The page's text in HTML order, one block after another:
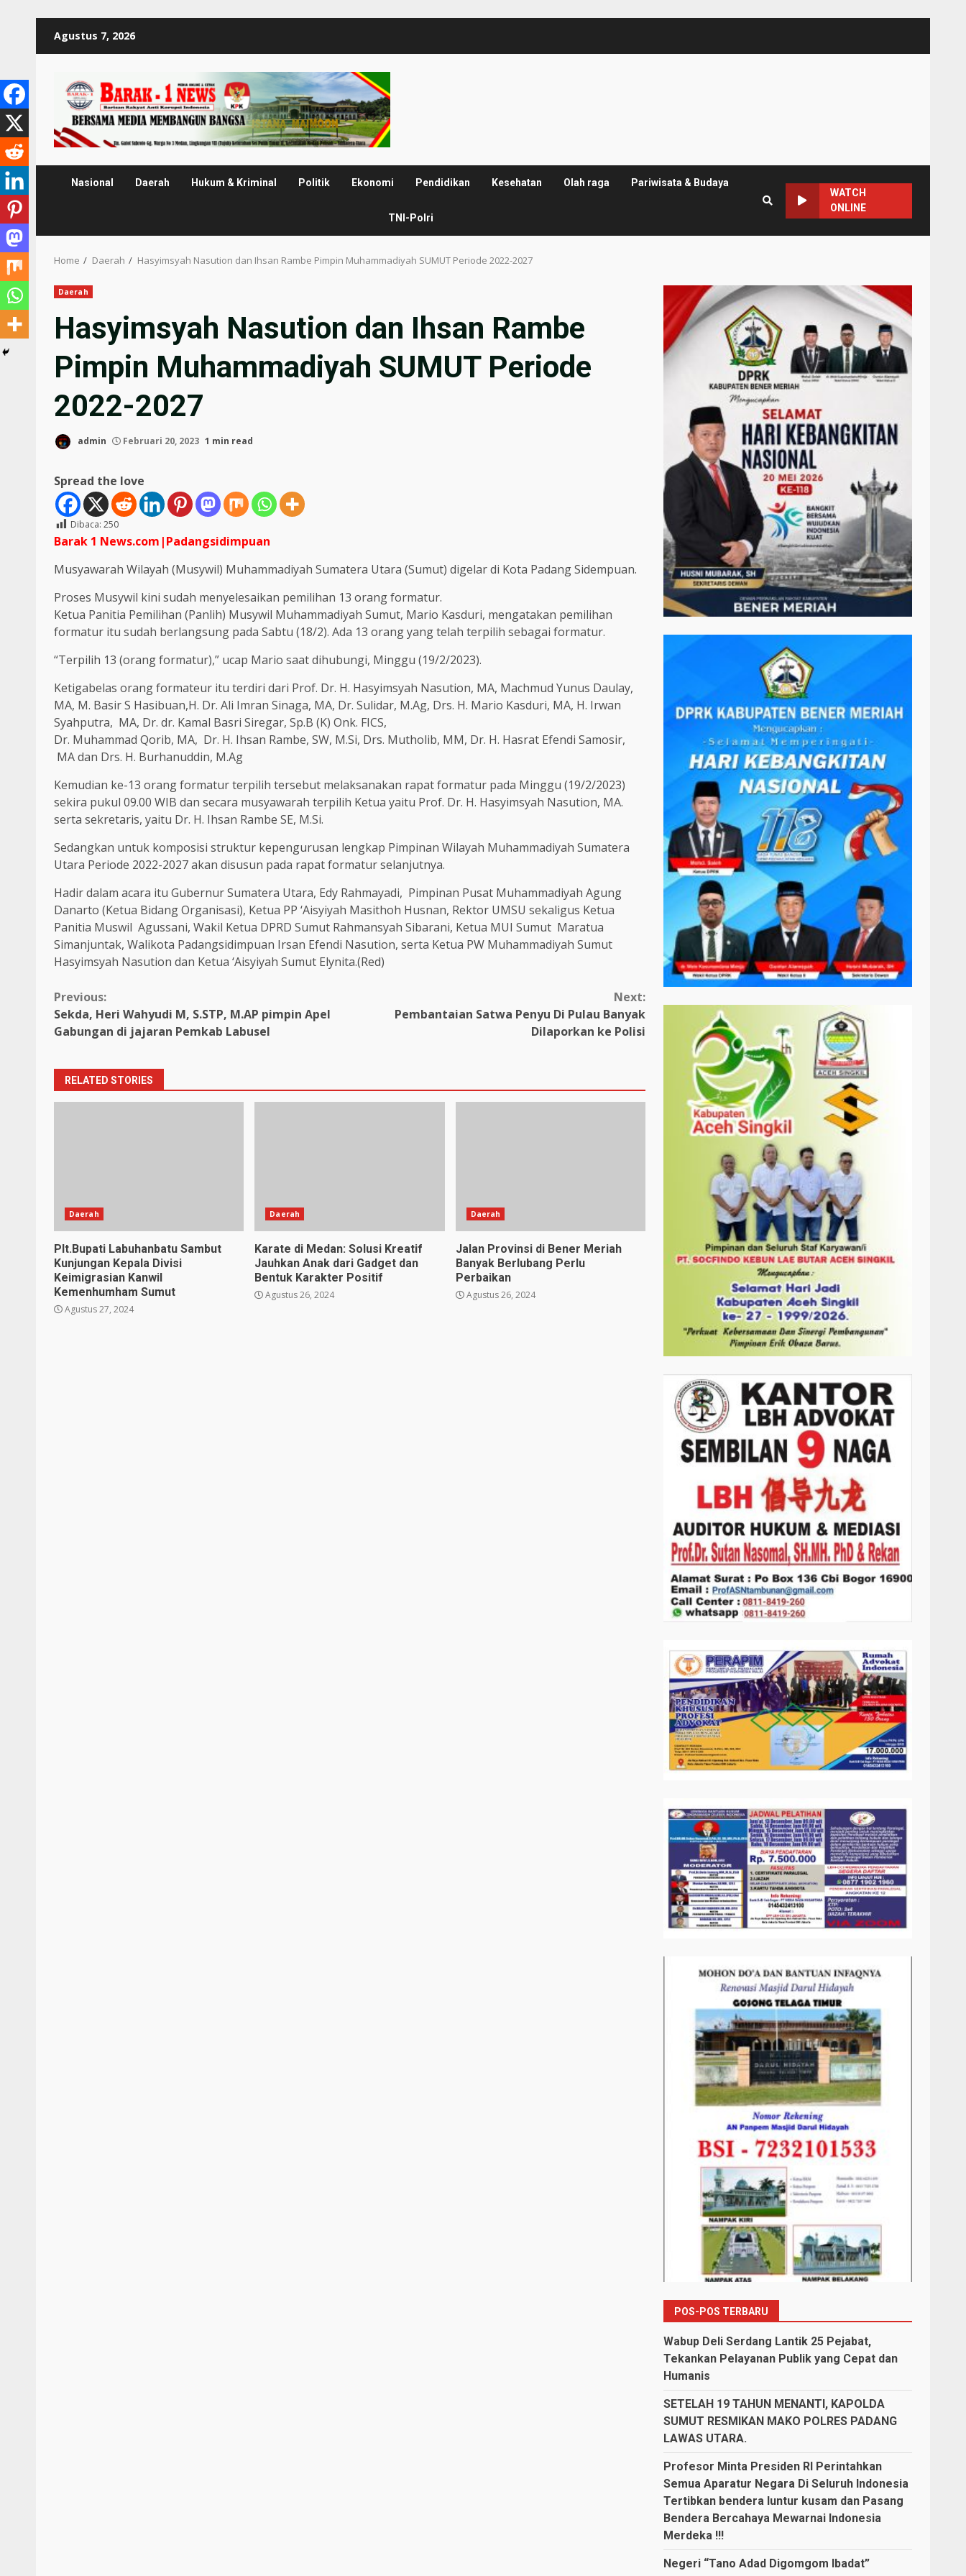
Agustus 7, 2026
Nasional Daerah Hukum & Kriminal Politik Ekonomi Pendidikan Kesehatan Olah raga Pariwisata & Budaya
TNI-Polri
WATCH
ONLINE
Home Daerah Hasyimsyah Nasution dan Ihsan Rambe Pimpin Muhammadiyah SUMUT Periode 2022-2027
Daerah
Hasyimsyah Nasution dan Ihsan Rambe
Pimpin Muhammadiyah SUMUT Periode
2022-2027
admin Februari 20, 2023 1 min read
Spread the love
Dibaca: 250
Barak 1 News.com|Padangsidimpuan
Musyawarah Wilayah (Musywil) Muhammadiyah Sumatera Utara (Sumut) digelar di Kota Padang Sidempuan.
Proses Musywil kini sudah menyelesaikan pemilihan 13 orang formatur.
Ketua Panitia Pemilihan (Panlih) Musywil Muhammadiyah Sumut, Mario Kasduri, mengatakan pemilihan
formatur itu sudah berlangsung pada Sabtu (18/2). Ada 13 orang yang telah terpilih sebagai formatur.
“Terpilih 13 (orang formatur),” ucap Mario saat dihubungi, Minggu (19/2/2023).
Ketigabelas orang formateur itu terdiri dari Prof. Dr. H. Hasyimsyah Nasution, MA, Machmud Yunus Daulay,
MA, M. Basir S Hasibuan,H. Dr. Ali Imran Sinaga, MA, Dr. Sulidar, M.Ag, Drs. H. Mario Kasduri, MA, H. Irwan
Syahputra, MA, Dr. dr. Kamal Basri Siregar, Sp.B (K) Onk. FICS,
Dr. Muhammad Qorib, MA, Dr. H. Ihsan Rambe, SW, M.Si, Drs. Mutholib, MM, Dr. H. Hasrat Efendi Samosir,
MA dan Drs. H. Burhanuddin, M.Ag
Kemudian ke-13 orang formatur terpilih tersebut melaksanakan rapat formatur pada Minggu (19/2/2023)
sekira pukul 09.00 WIB dan secara musyawarah terpilih Ketua yaitu Prof. Dr. H. Hasyimsyah Nasution, MA.
serta sekretaris, yaitu Dr. H. Ihsan Rambe SE, M.Si.
Sedangkan untuk komposisi struktur kepengurusan lengkap Pimpinan Wilayah Muhammadiyah Sumatera
Utara Periode 2022-2027 akan disusun pada rapat formatur selanjutnya.
Hadir dalam acara itu Gubernur Sumatera Utara, Edy Rahmayadi, Pimpinan Pusat Muhammadiyah Agung
Danarto (Ketua Bidang Organisasi), Ketua PP ‘Aisyiyah Masithoh Husnan, Rektor UMSU sekaligus Ketua
Panitia Muswil Agussani, Wakil Ketua DPRD Sumut Rahmansyah Sibarani, Ketua MUI Sumut Maratua
Simanjuntak, Walikota Padangsidimpuan Irsan Efendi Nasution, serta Ketua PW Muhammadiyah Sumut
Hasyimsyah Nasution dan Ketua ‘Aisyiyah Sumut Elynita.(Red)
Continue
Reading
Previous:
Sekda, Heri Wahyudi M, S.STP, M.AP pimpin Apel
Gabungan di jajaran Pemkab Labusel
Next:
Pembantaian Satwa Penyu Di Pulau Banyak
Dilaporkan ke Polisi
RELATED STORIES
Daerah
Plt.Bupati Labuhanbatu Sambut
Kunjungan Kepala Divisi
Keimigrasian Kanwil
Kemenhumham Sumut
Agustus 27, 2024
Daerah
Karate di Medan: Solusi Kreatif
Jauhkan Anak dari Gadget dan
Bentuk Karakter Positif
Agustus 26, 2024
Daerah
Jalan Provinsi di Bener Meriah
Banyak Berlubang Perlu
Perbaikan
Agustus 26, 2024
POS-POS TERBARU
Wabup Deli Serdang Lantik 25 Pejabat,
Tekankan Pelayanan Publik yang Cepat dan
Humanis
SETELAH 19 TAHUN MENANTI, KAPOLDA
SUMUT RESMIKAN MAKO POLRES PADANG
LAWAS UTARA.
Profesor Minta Presiden RI Perintahkan
Semua Aparatur Negara Di Seluruh Indonesia
Tertibkan bendera luntur kusam dan Pasang
Bendera Bercahaya Mewarnai Indonesia
Merdeka !!!
Negeri “Tano Adad Digomgom Ibadat”